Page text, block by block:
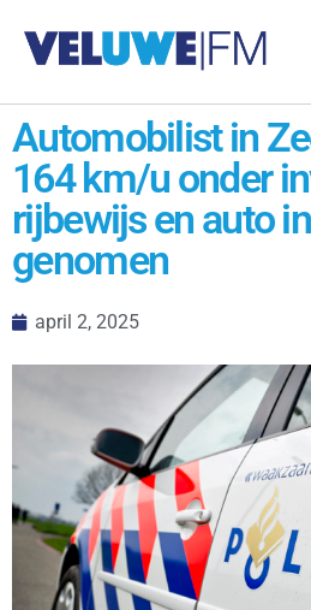
Automobilist in
164 km/u onder
rijbewijs en auto
genomen
april 2, 2025